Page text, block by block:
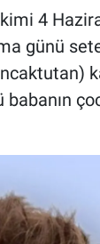
4
günü sete